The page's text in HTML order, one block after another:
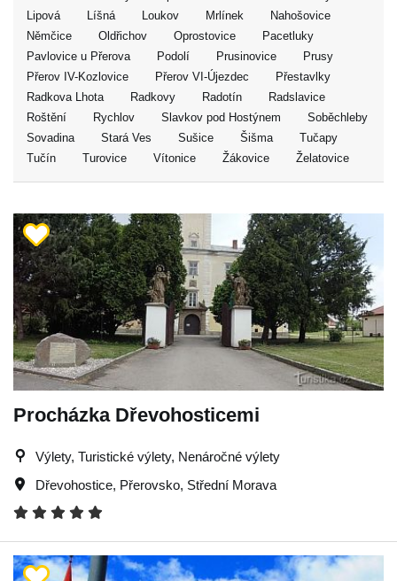
Lipová
Líšná Loukov Mrlínek
Nahošovice
Němčice
Oldřichov Oprostovice
Pacetluky
Pavlovice u Přerova
Podolí Prusinovice
Prusy
Přerov IV-Kozlovice
Přerov VI-Újezdec
Přestavlky
Radkova Lhota
Radkovy Radotín
Radslavice
Roštění
Rychlov Slavkov pod Hostýnem
Soběchleby
Sovadina
Stará Ves Sušice Šišma
Tučapy
Tučín
Turovice Vítonice Žákovice Želatovice
Procházka Dřevohosticemi
Výlety, Turistické výlety, Nenáročné výlety
Dřevohostice, Přerovsko, Střední Morava